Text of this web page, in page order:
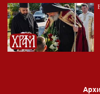
05.00 Питања и одговори
06.00 Црквена